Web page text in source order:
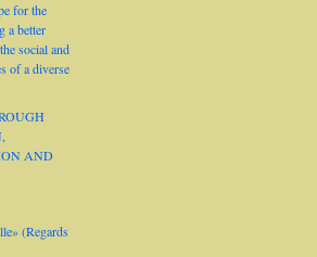
for the
a better
social and
of a diverse
AND
(Regards